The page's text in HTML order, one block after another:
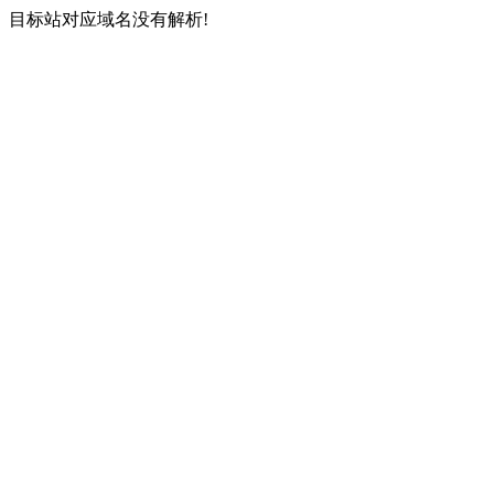
目标站对应域名没有解析!